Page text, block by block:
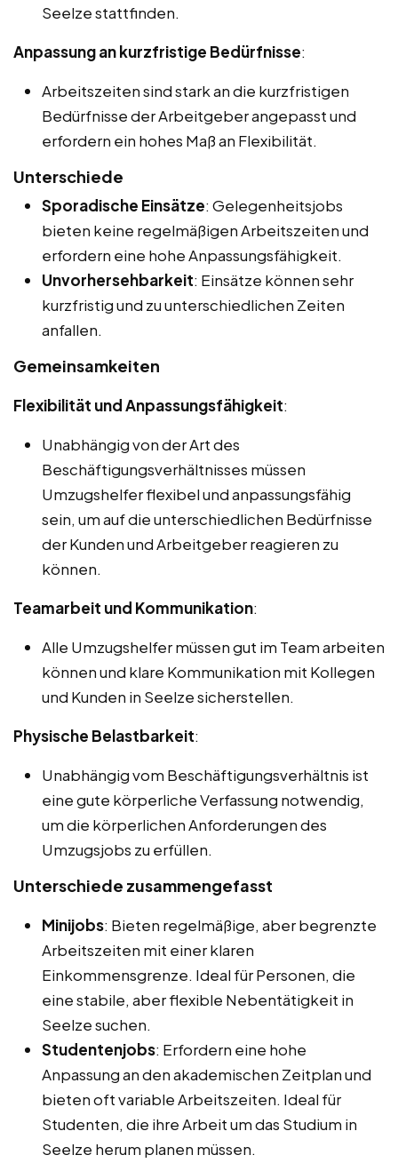
Seelze stattfinden.
Anpassung an kurzfristige Bedürfnisse:
Arbeitszeiten sind stark an die kurzfristigen
Bedürfnisse der Arbeitgeber angepasst und
erfordern ein hohes Maß an Flexibilität.
Unterschiede
Sporadische Einsätze: Gelegenheitsjobs
bieten keine regelmäßigen Arbeitszeiten und
erfordern eine hohe Anpassungsfähigkeit.
Unvorhersehbarkeit: Einsätze können sehr
kurzfristig und zu unterschiedlichen Zeiten
anfallen.
Gemeinsamkeiten
Flexibilität und Anpassungsfähigkeit:
Unabhängig von der Art des
Beschäftigungsverhältnisses müssen
Umzugshelfer flexibel und anpassungsfähig
sein, um auf die unterschiedlichen Bedürfnisse
der Kunden und Arbeitgeber reagieren zu
können.
Teamarbeit und Kommunikation:
Alle Umzugshelfer müssen gut im Team arbeiten
können und klare Kommunikation mit Kollegen
und Kunden in Seelze sicherstellen.
Physische Belastbarkeit:
Unabhängig vom Beschäftigungsverhältnis ist
eine gute körperliche Verfassung notwendig,
um die körperlichen Anforderungen des
Umzugsjobs zu erfüllen.
Unterschiede zusammengefasst
Minijobs: Bieten regelmäßige, aber begrenzte
Arbeitszeiten mit einer klaren
Einkommensgrenze. Ideal für Personen, die
eine stabile, aber flexible Nebentätigkeit in
Seelze suchen.
Studentenjobs: Erfordern eine hohe
Anpassung an den akademischen Zeitplan und
bieten oft variable Arbeitszeiten. Ideal für
Studenten, die ihre Arbeit um das Studium in
Seelze herum planen müssen.